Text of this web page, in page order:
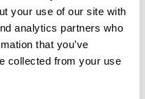
your use of our site with
analytics partners who
that you’ve
collected from your use